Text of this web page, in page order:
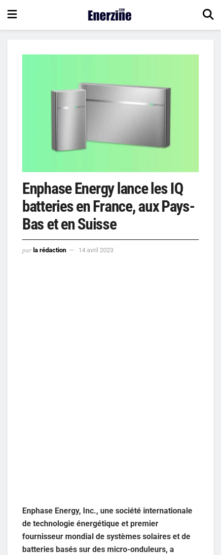
Enphase Energy lance les IQ
batteries en France, aux Pays-
Bas et en Suisse
par la rédaction 14 avril 2023
Enphase Energy, Inc., une société internationale
de technologie énergétique et premier
fournisseur mondial de systèmes solaires et de
batteries basés sur des micro-onduleurs, a